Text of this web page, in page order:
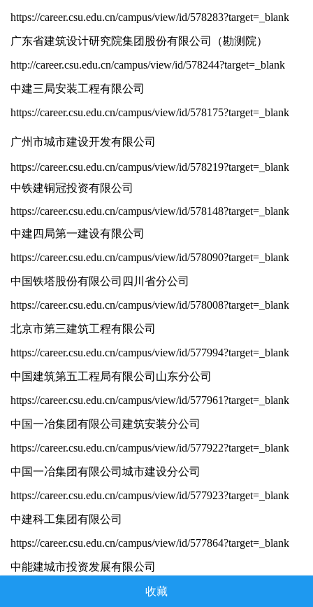
https://career.csu.edu.cn/campus/view/id/578283?target=_blank
广东省建筑设计研究院集团股份有限公司（勘测院）
http://career.csu.edu.cn/campus/view/id/578244?target=_blank
中建三局安装工程有限公司
https://career.csu.edu.cn/campus/view/id/578175?target=_blank
广州市城市建设开发有限公司
https://career.csu.edu.cn/campus/view/id/578219?target=_blank
中铁建铜冠投资有限公司
https://career.csu.edu.cn/campus/view/id/578148?target=_blank
中建四局第一建设有限公司
https://career.csu.edu.cn/campus/view/id/578090?target=_blank
中国铁塔股份有限公司四川省分公司
https://career.csu.edu.cn/campus/view/id/578008?target=_blank
北京市第三建筑工程有限公司
https://career.csu.edu.cn/campus/view/id/577994?target=_blank
中国建筑第五工程局有限公司山东分公司
https://career.csu.edu.cn/campus/view/id/577961?target=_blank
中国一冶集团有限公司建筑安装分公司
https://career.csu.edu.cn/campus/view/id/577922?target=_blank
中国一冶集团有限公司城市建设分公司
https://career.csu.edu.cn/campus/view/id/577923?target=_blank
中建科工集团有限公司
https://career.csu.edu.cn/campus/view/id/577864?target=_blank
中能建城市投资发展有限公司
https://career.csu.edu.cn/campus/view/id/577816?target=_blank
收藏